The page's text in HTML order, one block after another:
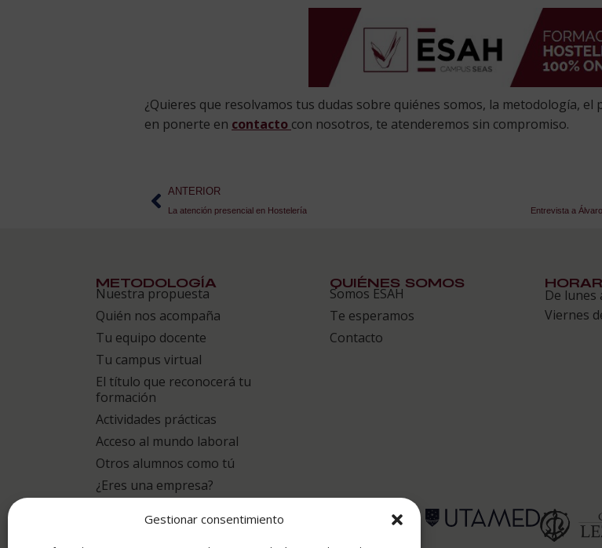
Gestionar consentimiento
¿Quieres que resolvamos tus dudas sobre quiénes somos, la metodología, el
en ponerte en contacto con nosotros, te atenderemos sin compromiso.
ANTERIOR
La atención presencial en Hostelería Entrevista a
METODOLOGÍA
Nuestra propuesta
Quién nos acompaña
Tu equipo docente
Tu campus virtual
El título que reconocerá tu
formación
Actividades prácticas
Acceso al mundo laboral
Otros alumnos como tú
¿Eres una empresa?
QUIÉNES SOMOS
Somos ESAH
Te esperamos
Contacto
De lunes
Viernes